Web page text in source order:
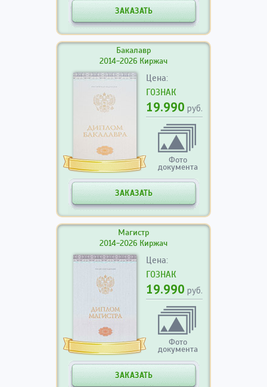
ЗАКАЗАТЬ
Бакалавр
2014-2026 Киржач
Цена:
ГОЗНАК
19.990 руб.
Фото
документа
ЗАКАЗАТЬ
Магистр
2014-2026 Киржач
Цена:
ГОЗНАК
19.990 руб.
Фото
документа
ЗАКАЗАТЬ